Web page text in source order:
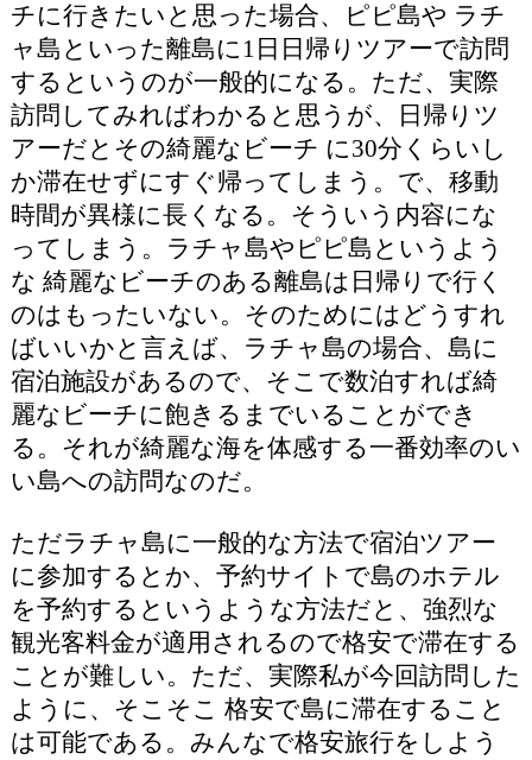
チに行きたいと思った場合、ピピ島や ラチ
ャ島といった離島に1日日帰りツアーで訪問
するというのが一般的になる。ただ、実際
訪問してみればわかると思うが、日帰りツ
アーだとその綺麗なビーチ に30分くらいし
か滞在せずにすぐ帰ってしまう。で、移動
時間が異様に長くなる。そういう内容にな
ってしまう。ラチャ島やピピ島というよう
な 綺麗なビーチのある離島は日帰りで行く
のはもったいない。そのためにはどうすれ
ばいいかと言えば、ラチャ島の場合、島に
宿泊施設があるので、そこで数泊すれば綺
麗なビーチに飽きるまでいることができ
る。それが綺麗な海を体感する一番効率のい
い島への訪問なのだ。
ただラチャ島に一般的な方法で宿泊ツアー
に参加するとか、予約サイトで島のホテル
を予約するというような方法だと、強烈な
観光客料金が適用されるので格安で滞在する
ことが難しい。ただ、実際私が今回訪問した
ように、そこそこ 格安で島に滞在すること
は可能である。みんなで格安旅行をしよう